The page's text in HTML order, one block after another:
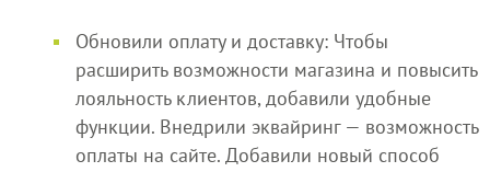
Обновили оплату и доставку: Чтобы
расширить возможности магазина и повысить
лояльность клиентов, добавили удобные
функции. Внедрили эквайринг — возможность
оплаты на сайте. Добавили новый способ